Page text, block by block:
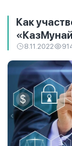
Как
8.11.2022